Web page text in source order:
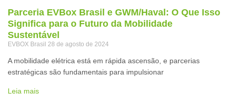
Parceria EVBox Brasil e GWM/Haval: O Que Isso
Significa para o Futuro da Mobilidade
Sustentável
EVBOX Brasil 28 de agosto de 2024
A mobilidade elétrica está em rápida ascensão, e parcerias
estratégicas são fundamentais para impulsionar
Leia mais